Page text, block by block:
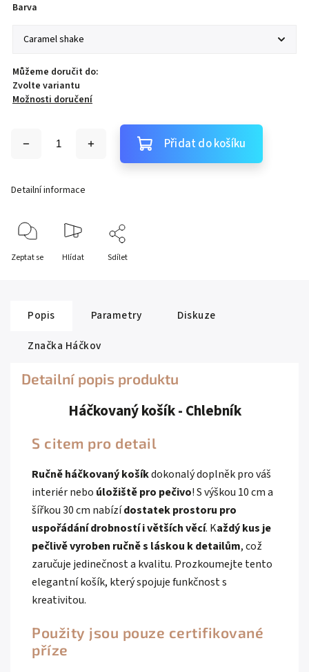
Barva
Můžeme doručit do:
Zvolte variantu
Možnosti doručení
Přidat do košíku
Detailní informace
Zeptat se Hlídat Sdílet
Popis Parametry
Diskuze
Značka Háčkov
Detailní popis produktu
Háčkovaný košík - Chlebník
S citem pro detail
Ručně háčkovaný košíkdokonalý doplněk pro váš
interiér nebo úložiště pro pečivo! S výškou 10 cm a
šířkou 30 cm nabízídostatek prostoru pro
uspořádání drobností i větších věcí. Každý kus je
pečlivě vyroben ručně s láskou k detailům, což
zaručuje jedinečnost a kvalitu. Prozkoumejte tento
elegantní košík, který spojuje funkčnost s
kreativitou.
Použity jsou pouze certifikované
příze